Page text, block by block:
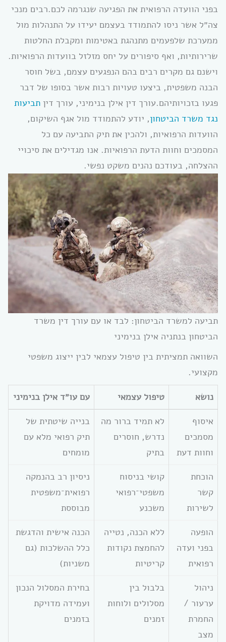
בפני הוועדה הרפואית את הפגיעה שנגרמה לכם.רבים מנכי
צה״ל אשר ניסו להתמודד בעצמם יעידו על התנהלות מול
ממערכת שלפעמים מתנהגת באטימות ומקבלת החלטות
שרירותיות, ואף סיפורים על יחס מזלזל בוועדות הרפואיות.
וישנם גם מקרים רבים בהם הנפגעים עצמם, בשל חוסר
הבנה משפטית, ביצעו טעויות רבות אשר בסופו של דבר
פגעו בזכויותיהם.עורך דין אילן בנימיני, עורך דין תביעות
נגד משרד הביטחון, יודע להתמודד מול אגף השיקום,
הוועדות הרפואיות, ולהכין את תיק התביעה עם כל
המסמכים וחוות הדעת הרפואיות. אנו מגדילים את סיכויי
ההצלחה, בעודכם נהנים משקט נפשי.
תביעה למשרד הביטחון: לבד או עם עורך דין משרד
הביטחון בנתניה אילן בנימיני
השוואה תמציתית בין טיפול עצמאי לבין ייצוג משפטי
מקצועי.
נושא טיפול עצמאי
עם עו״ד אילן בנימיני
איסוף
מסמכים
וחוות דעת
לא תמיד ברור מה
נדרש, חוסרים
בתיק
בנייה שיטתית של
תיק רפואי מלא עם
מומחים
הוכחת
קשר
לשירות
קושי בניסוח
משפטי־רפואי
משכנע
ניסיון רב בהנמקה
רפואית־משפטית
מבוססת
הופעה
בפני ועדה
רפואית
ללא הכנה, נטייה
להחמצת נקודות
קריטיות
הכנה אישית והדגשת
כלל ההשלכות (גם
משניות)
ניהול
ערעור /
החמרת
מצב
בלבול בין
מסלולים ולוחות
זמנים
בחירת המסלול הנכון
ועמידה מדויקת
בזמנים